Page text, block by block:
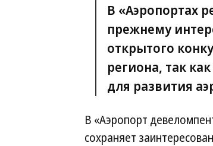
В «Аэропортах
прежнему
открытого
региона, так
для развития
В «Аэропорт
сохраняет